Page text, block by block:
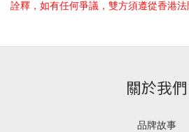
詮釋，如有任何爭議，雙方須遵從香港法
關於我們
品牌故事